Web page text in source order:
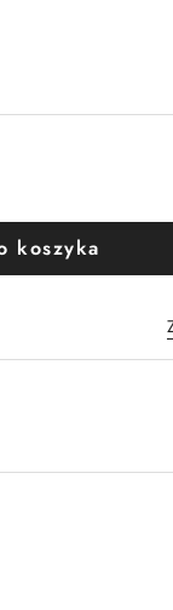
koszyka